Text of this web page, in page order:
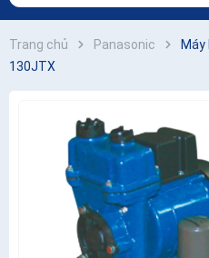
Trang chủ Panasonic
130JTX